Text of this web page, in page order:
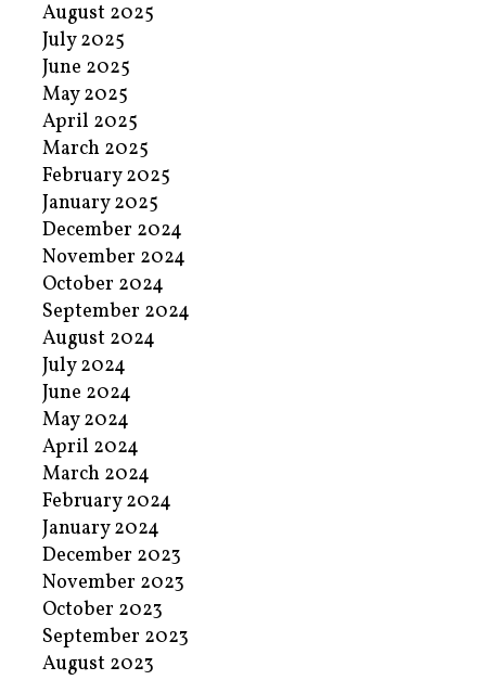
August 2025
July 2025
June 2025
May 2025
April 2025
March 2025
February 2025
January 2025
December 2024
November 2024
October 2024
September 2024
August 2024
July 2024
June 2024
May 2024
April 2024
March 2024
February 2024
January 2024
December 2023
November 2023
October 2023
September 2023
August 2023